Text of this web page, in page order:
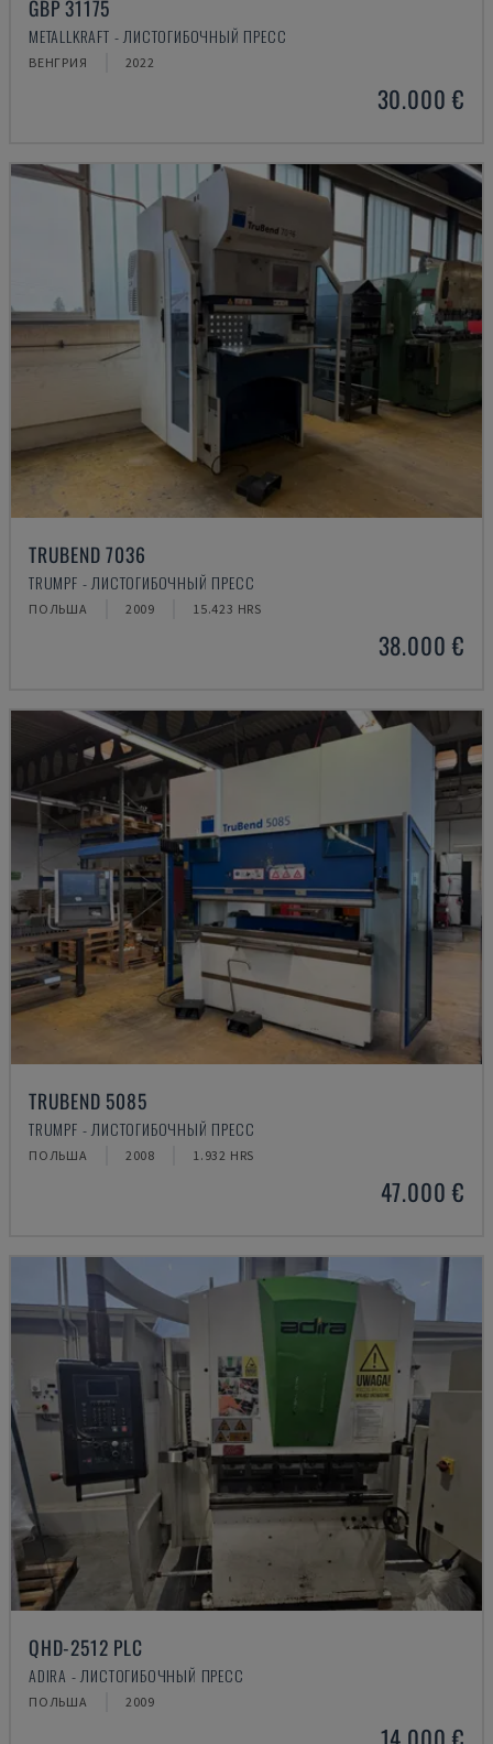
GBP 31175
METALLKRAFT - ЛИСТОГИБОЧНЫЙ ПРЕСС
ВЕНГРИЯ 2022
30.000 €
TRUBEND 7036
TRUMPF - ЛИСТОГИБОЧНЫЙ ПРЕСС
ПОЛЬША 2009 15.423 HRS
38.000 €
TRUBEND 5085
TRUMPF - ЛИСТОГИБОЧНЫЙ ПРЕСС
ПОЛЬША 2008 1.932 HRS
47.000 €
QHD-2512 PLC
ADIRA - ЛИСТОГИБОЧНЫЙ ПРЕСС
ПОЛЬША 2009